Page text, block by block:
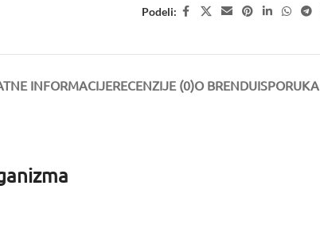
Podeli:
INFORMACIJERECENZIJE (0)O BRENDUISPORUKA